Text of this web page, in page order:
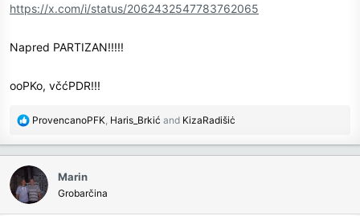
:
https://x.com/i/status/2062432547783762065
Napred PARTIZAN!!!!!
ooPKo, včćPDR!!!
R
a
c
t
i
ProvencanoPFK Haris_Brkić and KizaRadišiċ
Marin
Grobarčina